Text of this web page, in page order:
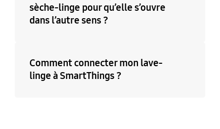
sèche-linge pour qu’elle s’ouvre
dans l’autre sens ?
Comment connecter mon lave-
linge à SmartThings ?